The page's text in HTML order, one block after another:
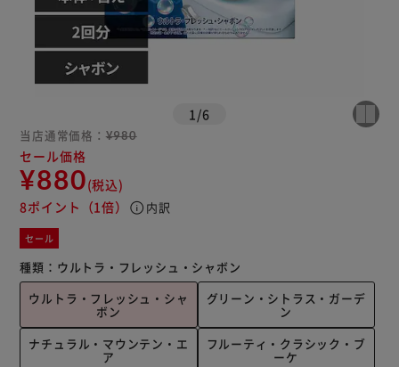
1 /6
当店通常価格： ¥980
セール価格
¥880(税込)
8ポイント （1倍） info 内訳
セール
種類： ウルトラ・フレッシュ・シャボン
ウルトラ・フレッシュ・シャ
ボン
グリーン・シトラス・ガーデ
ン
ナチュラル・マウンテン・エ
ア
フルーティ・クラシック・ブ
ーケ